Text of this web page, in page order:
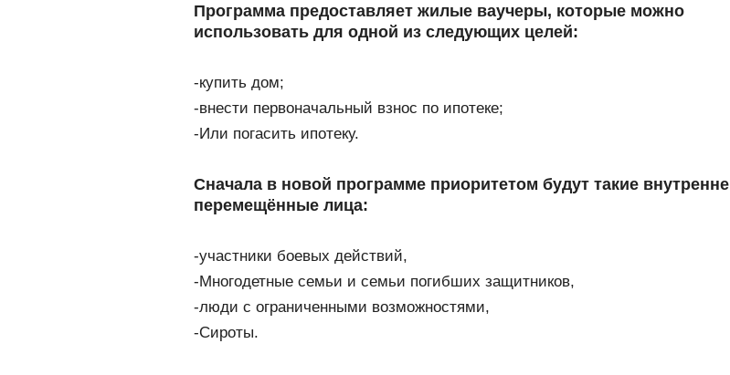
Программа предоставляет жилые ваучеры, которые можно
использовать для одной из следующих целей:
-купить дом;
-внести первоначальный взнос по ипотеке;
-Или погасить ипотеку.
Сначала в новой программе приоритетом будут такие внутренне
перемещённые лица:
-участники боевых действий,
-Многодетные семьи и семьи погибших защитников,
-люди с ограниченными возможностями,
-Сироты.